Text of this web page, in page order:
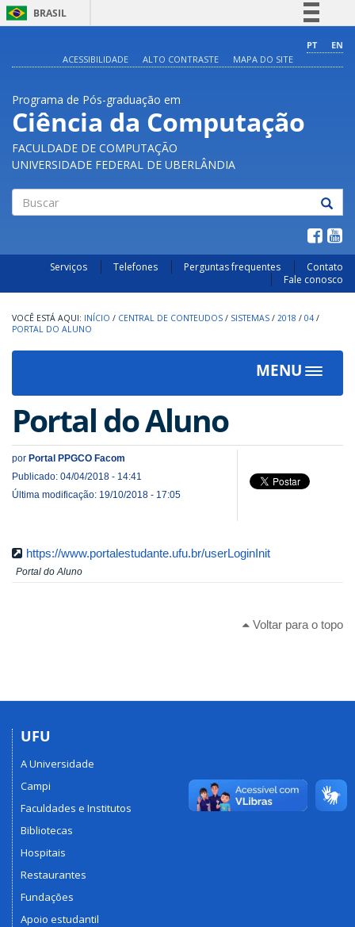
BRASIL
Comunica BR
Acesso à informação
Legislação
PT
EN
ACESSIBILIDADE
ALTO CONTRASTE MAPA DO SITE
Programa de Pós-graduação em
Ciência da Computação
FACULDADE DE COMPUTAÇÃO
UNIVERSIDADE FEDERAL DE UBERLÂNDIA
Serviços Telefones Perguntas frequentes
Contato
Fale conosco
INÍCIO / CENTRAL DE CONTEUDOS / SISTEMAS / 2018 / 04 /
PORTAL DO ALUNO
MENU
Toggle
Portal do Aluno
por Portal PPGCO Facom
Publicado: 04/04/2018 - 14:41
Última modificação: 19/10/2018 - 17:05
https://www.portalestudante.ufu.br/userLoginInit
Portal do Aluno
Voltar para o topo
UFU
A Universidade
Campi
Faculdades e Institutos
Bibliotecas
Hospitais
Restaurantes
Fundações
Apoio estudantil